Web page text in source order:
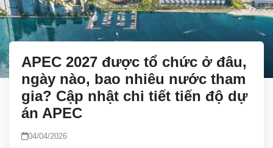
APEC 2027 được tổ chức ở đâu,
ngày nào, bao nhiêu nước tham
gia? Cập nhật chi tiết tiến độ dự
án APEC
04/04/2026